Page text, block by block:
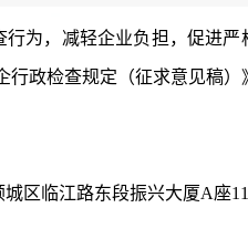
为，减轻企业负担， 促进严
行政检查规定（征求意见稿）
区临江路东段振兴大厦A座